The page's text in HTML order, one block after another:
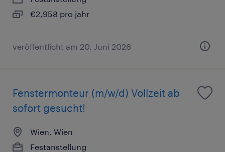
€2,958 pro jahr
veröffentlicht am 20. Juni 2026
Fenstermonteur (m/w/d) Vollzeit ab
sofort gesucht!
Wien, Wien
Festanstellung